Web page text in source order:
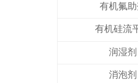
有机氟助
有机硅流
润湿剂
消泡剂